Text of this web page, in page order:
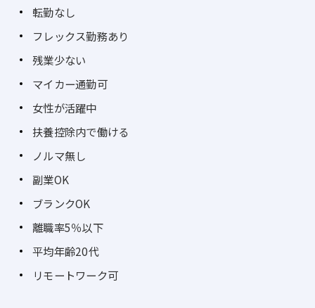
転勤なし
フレックス勤務あり
残業少ない
マイカー通勤可
女性が活躍中
扶養控除内で働ける
ノルマ無し
副業OK
ブランクOK
離職率5％以下
平均年齢20代
リモートワーク可